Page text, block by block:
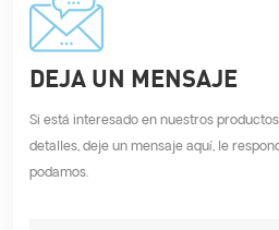
DEJA UN MENSAJE
Si está interesado en nuestros
detalles, deje un mensaje aquí, le
podamos.